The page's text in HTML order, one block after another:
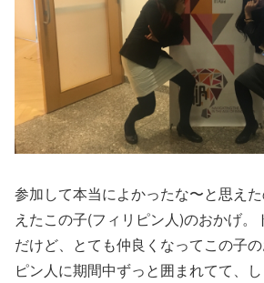
参加して本当によかったな〜と思え
えたこの子(フィリピン人)のおかげ。
だけど、とても仲良くなってこの子
ピン人に期間中ずっと囲まれてて、